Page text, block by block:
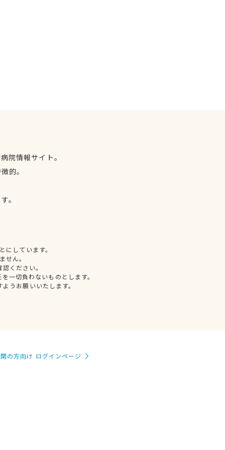
院情報サイト。
的。
。
しています。
せん。
ください。
一切負わないものとします。
うお願いいたします。
の方向け ログインページ